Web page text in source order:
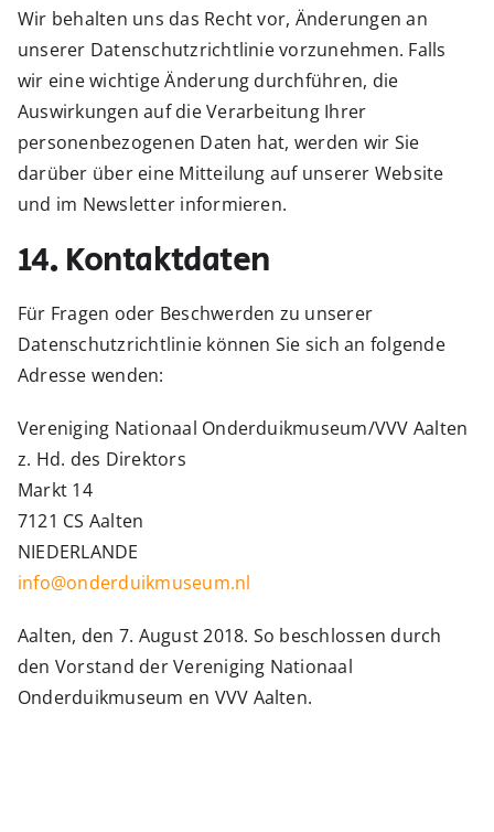
Wir behalten uns das Recht vor, Änderungen an
unserer Datenschutzrichtlinie vorzunehmen. Falls
wir eine wichtige Änderung durchführen, die
Auswirkungen auf die Verarbeitung Ihrer
personenbezogenen Daten hat, werden wir Sie
darüber über eine Mitteilung auf unserer Website
und im Newsletter informieren.
14. Kontaktdaten
Für Fragen oder Beschwerden zu unserer
Datenschutzrichtlinie können Sie sich an folgende
Adresse wenden:
Vereniging Nationaal Onderduikmuseum/VVV Aalten
z. Hd. des Direktors
Markt 14
7121 CS Aalten
NIEDERLANDE
info@onderduikmuseum.nl
Aalten, den 7. August 2018. So beschlossen durch
den Vorstand der Vereniging Nationaal
Onderduikmuseum en VVV Aalten.